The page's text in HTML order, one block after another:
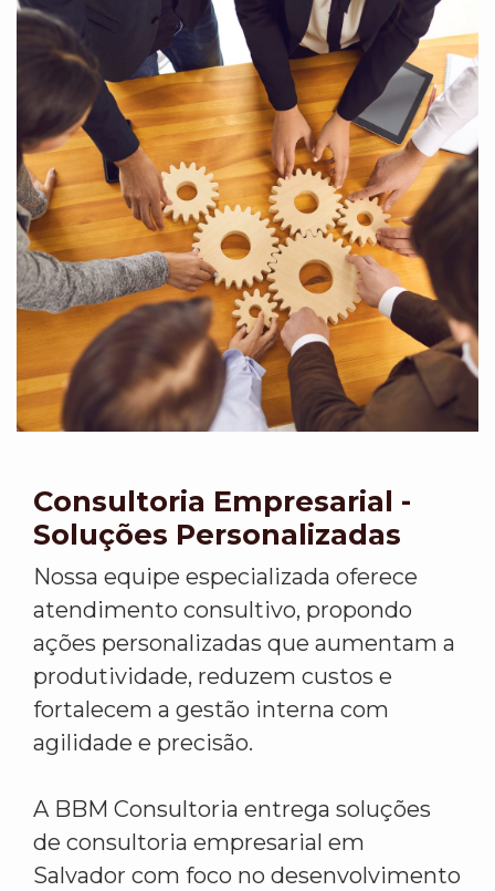
Consultoria Empresarial -
Soluções Personalizadas
Nossa equipe especializada oferece
atendimento consultivo, propondo
ações personalizadas que aumentam a
produtividade, reduzem custos e
fortalecem a gestão interna com
agilidade e precisão.
A BBM Consultoria entrega soluções
de consultoria empresarial em
Salvador com foco no desenvolvimento